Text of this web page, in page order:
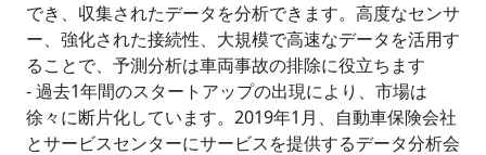
でき、収集されたデータを分析できます。高度なセンサ
ー、強化された接続性、大規模で高速なデータを活用す
ることで、予測分析は車両事故の排除に役立ちます
- 過去1年間のスタートアップの出現により、市場は
徐々に断片化しています。2019年1月、自動車保険会社
とサービスセンターにサービスを提供するデータ分析会